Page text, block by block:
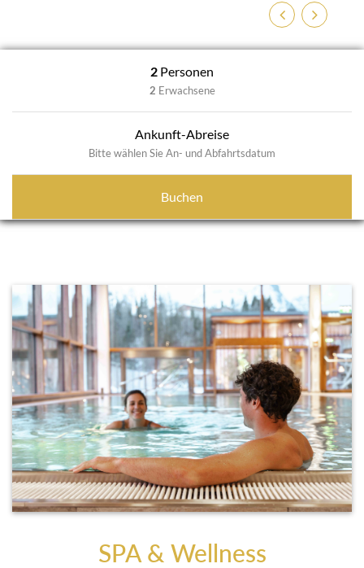
ZurückWeiter
2 Personen
2 Erwachsene
Ankunft-Abreise
Bitte wählen Sie An- und Abfahrtsdatum
Buchen
SPA & Wellness